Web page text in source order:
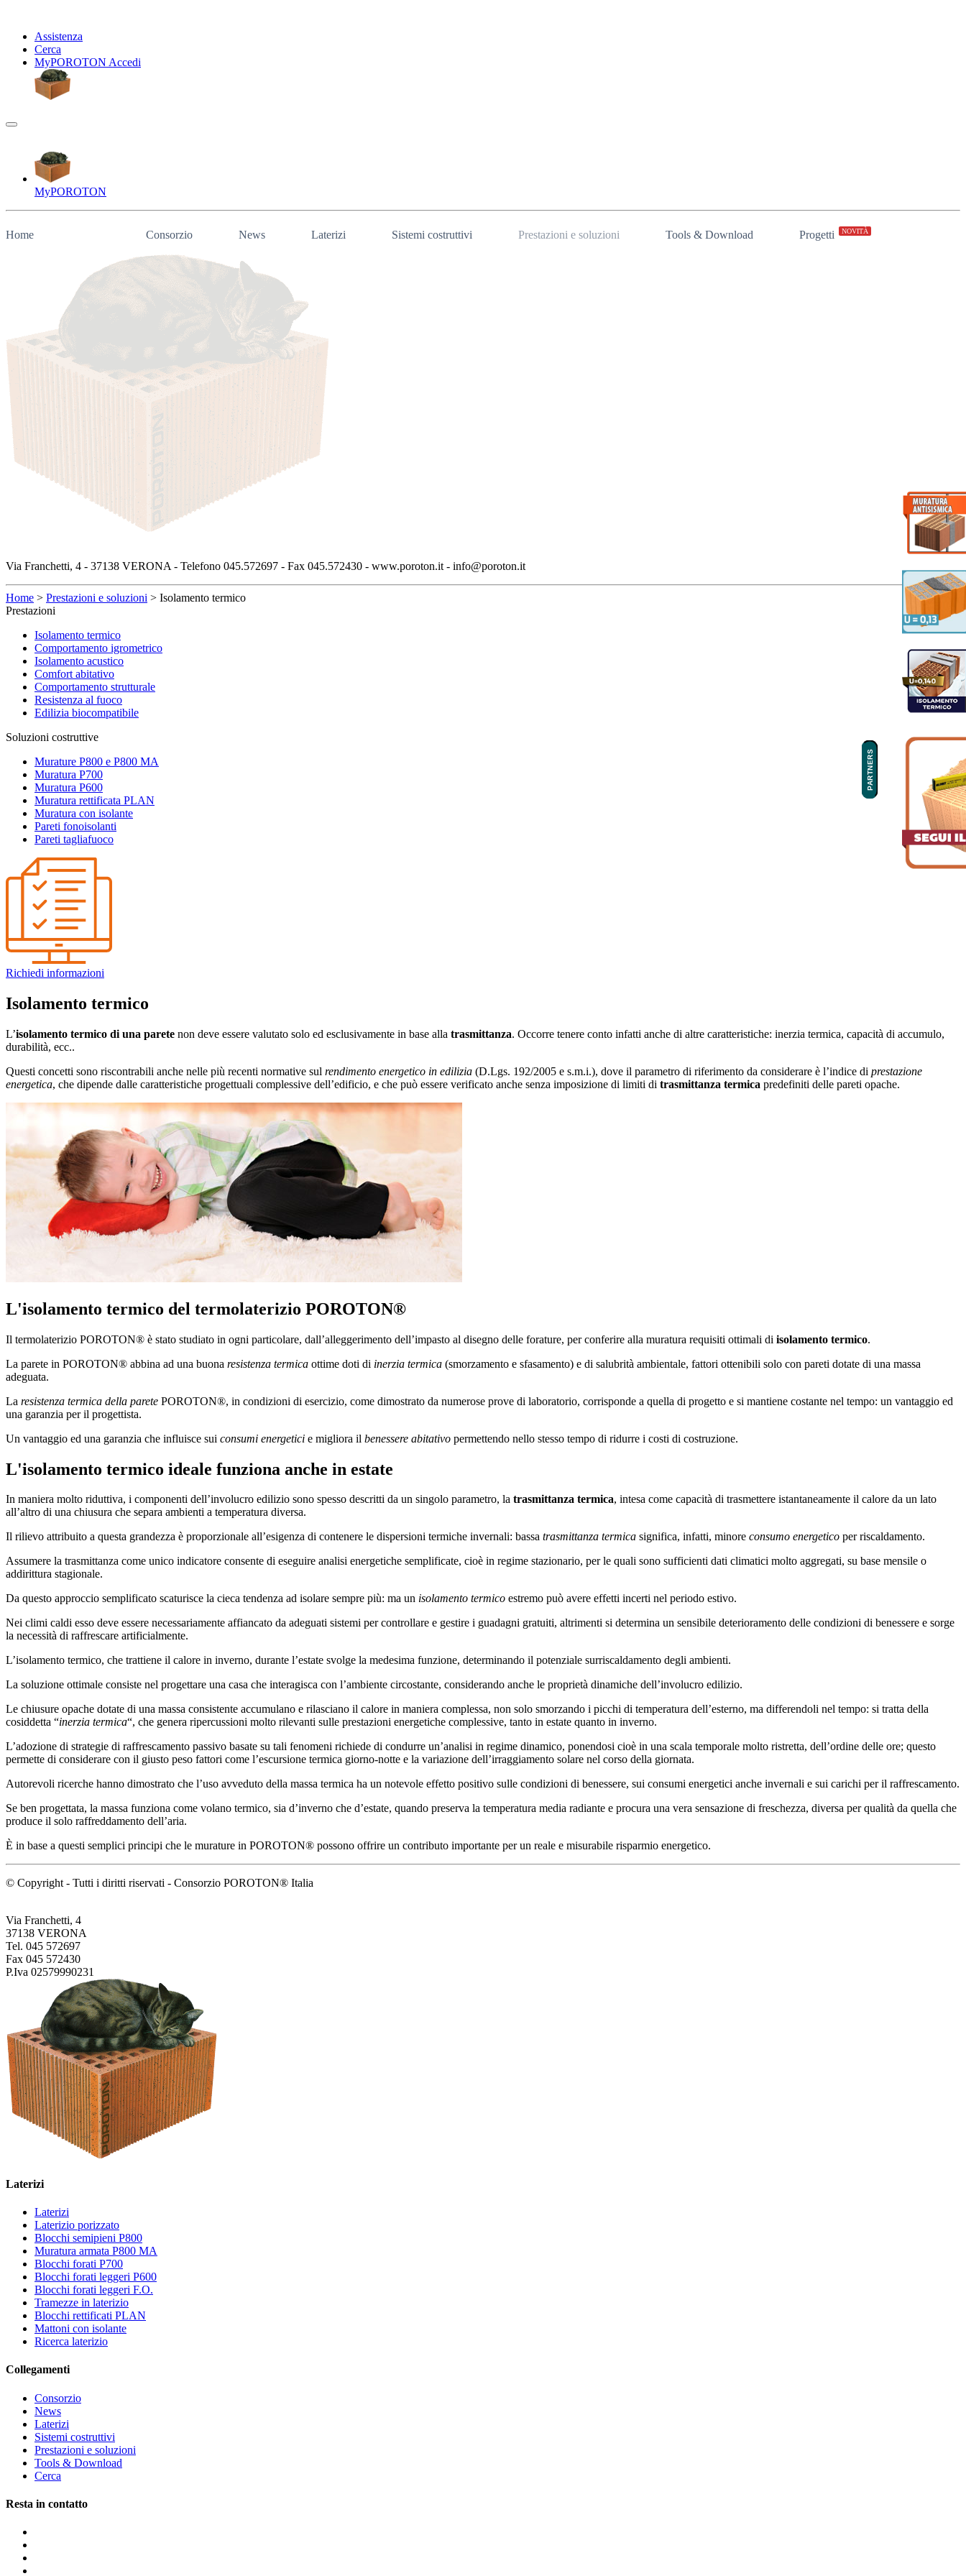
Assistenza
Cerca
MyPOROTON Accedi
MyPOROTON
Home Consorzio News Laterizi Sistemi costruttivi Prestazioni e soluzioni Tools & Download Progetti NOVITÀ
Via Franchetti, 4 - 37138 VERONA - Telefono 045.572697 - Fax 045.572430 - www.poroton.it - info@poroton.it
Home > Prestazioni e soluzioni > Isolamento termico
Prestazioni
Isolamento termico
Comportamento igrometrico
Isolamento acustico
Comfort abitativo
Comportamento strutturale
Resistenza al fuoco
Edilizia biocompatibile
Soluzioni costruttive
Murature P800 e P800 MA
Muratura P700
Muratura P600
Muratura rettificata PLAN
Muratura con isolante
Pareti fonoisolanti
Pareti tagliafuoco
Richiedi informazioni
Isolamento termico
L’isolamento termico di una parete non deve essere valutato solo ed esclusivamente in base alla trasmittanza. Occorre tenere conto infatti anche di altre caratteristiche: inerzia termica, capacità di accumulo,
durabilità, ecc..
Questi concetti sono riscontrabili anche nelle più recenti normative sul rendimento energetico in edilizia (D.Lgs. 192/2005 e s.m.i.), dove il parametro di riferimento da considerare è l’indice di prestazione
energetica, che dipende dalle caratteristiche progettuali complessive dell’edificio, e che può essere verificato anche senza imposizione di limiti di trasmittanza termica predefiniti delle pareti opache.
L'isolamento termico del termolaterizio POROTON®
Il termolaterizio POROTON® è stato studiato in ogni particolare, dall’alleggerimento dell’impasto al disegno delle forature, per conferire alla muratura requisiti ottimali di isolamento termico.
La parete in POROTON® abbina ad una buona resistenza termica ottime doti di inerzia termica (smorzamento e sfasamento) e di salubrità ambientale, fattori ottenibili solo con pareti dotate di una massa
adeguata.
La resistenza termica della parete POROTON®, in condizioni di esercizio, come dimostrato da numerose prove di laboratorio, corrisponde a quella di progetto e si mantiene costante nel tempo: un vantaggio ed
una garanzia per il progettista.
Un vantaggio ed una garanzia che influisce sui consumi energetici e migliora il benessere abitativo permettendo nello stesso tempo di ridurre i costi di costruzione.
L'isolamento termico ideale funziona anche in estate
In maniera molto riduttiva, i componenti dell’involucro edilizio sono spesso descritti da un singolo parametro, la trasmittanza termica, intesa come capacità di trasmettere istantaneamente il calore da un lato
all’altro di una chiusura che separa ambienti a temperatura diversa.
Il rilievo attribuito a questa grandezza è proporzionale all’esigenza di contenere le dispersioni termiche invernali: bassa trasmittanza termica significa, infatti, minore consumo energetico per riscaldamento.
Assumere la trasmittanza come unico indicatore consente di eseguire analisi energetiche semplificate, cioè in regime stazionario, per le quali sono sufficienti dati climatici molto aggregati, su base mensile o
addirittura stagionale.
Da questo approccio semplificato scaturisce la cieca tendenza ad isolare sempre più: ma un isolamento termico estremo può avere effetti incerti nel periodo estivo.
Nei climi caldi esso deve essere necessariamente affiancato da adeguati sistemi per controllare e gestire i guadagni gratuiti, altrimenti si determina un sensibile deterioramento delle condizioni di benessere e sorge
la necessità di raffrescare artificialmente.
L’isolamento termico, che trattiene il calore in inverno, durante l’estate svolge la medesima funzione, determinando il potenziale surriscaldamento degli ambienti.
La soluzione ottimale consiste nel progettare una casa che interagisca con l’ambiente circostante, considerando anche le proprietà dinamiche dell’involucro edilizio.
Le chiusure opache dotate di una massa consistente accumulano e rilasciano il calore in maniera complessa, non solo smorzando i picchi di temperatura dell’esterno, ma differendoli nel tempo: si tratta della
cosiddetta “inerzia termica“, che genera ripercussioni molto rilevanti sulle prestazioni energetiche complessive, tanto in estate quanto in inverno.
L’adozione di strategie di raffrescamento passivo basate su tali fenomeni richiede di condurre un’analisi in regime dinamico, ponendosi cioè in una scala temporale molto ristretta, dell’ordine delle ore; questo
permette di considerare con il giusto peso fattori come l’escursione termica giorno-notte e la variazione dell’irraggiamento solare nel corso della giornata.
Autorevoli ricerche hanno dimostrato che l’uso avveduto della massa termica ha un notevole effetto positivo sulle condizioni di benessere, sui consumi energetici anche invernali e sui carichi per il raffrescamento.
Se ben progettata, la massa funziona come volano termico, sia d’inverno che d’estate, quando preserva la temperatura media radiante e procura una vera sensazione di freschezza, diversa per qualità da quella che
produce il solo raffreddamento dell’aria.
È in base a questi semplici principi che le murature in POROTON® possono offrire un contributo importante per un reale e misurabile risparmio energetico.
PARTNERS
© Copyright - Tutti i diritti riservati - Consorzio POROTON® Italia
Via Franchetti, 4
37138 VERONA
Tel. 045 572697
Fax 045 572430
P.Iva 02579990231
Laterizi
Laterizi
Laterizio porizzato
Blocchi semipieni P800
Muratura armata P800 MA
Blocchi forati P700
Blocchi forati leggeri P600
Blocchi forati leggeri F.O.
Tramezze in laterizio
Blocchi rettificati PLAN
Mattoni con isolante
Ricerca laterizio
Collegamenti
Consorzio
News
Laterizi
Sistemi costruttivi
Prestazioni e soluzioni
Tools & Download
Cerca
Resta in contatto